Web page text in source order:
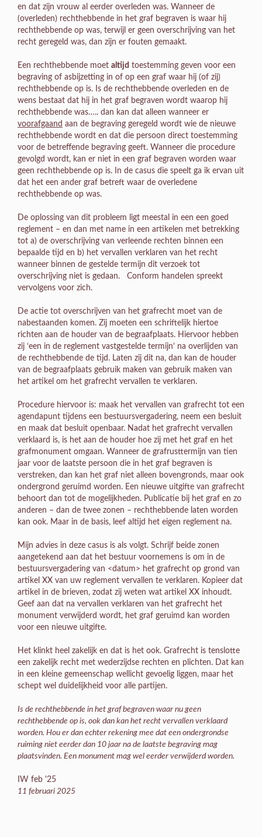
en dat zijn vrouw al eerder overleden was. Wanneer de
(overleden) rechthebbende in het graf begraven is waar hij
rechthebbende op was, terwijl er geen overschrijving van het
recht geregeld was, dan zijn er fouten gemaakt.
Een rechthebbende moet altijd toestemming geven voor een
begraving of asbijzetting in of op een graf waar hij (of zij)
rechthebbende op is. Is de rechthebbende overleden en de
wens bestaat dat hij in het graf begraven wordt waarop hij
rechthebbende was….. dan kan dat alleen wanneer er
voorafgaand aan de begraving geregeld wordt wie de nieuwe
rechthebbende wordt en dat die persoon direct toestemming
voor de betreffende begraving geeft. Wanneer die procedure
gevolgd wordt, kan er niet in een graf begraven worden waar
geen rechthebbende op is. In de casus die speelt ga ik ervan uit
dat het een ander graf betreft waar de overledene
rechthebbende op was.
De oplossing van dit probleem ligt meestal in een een goed
reglement – en dan met name in een artikelen met betrekking
tot a) de overschrijving van verleende rechten binnen een
bepaalde tijd en b) het vervallen verklaren van het recht
wanneer binnen de gestelde termijn dit verzoek tot
overschrijving niet is gedaan. Conform handelen spreekt
vervolgens voor zich.
De actie tot overschrijven van het grafrecht moet van de
nabestaanden komen. Zij moeten een schriftelijk hiertoe
richten aan de houder van de begraafplaats. Hiervoor hebben
zij ‘een in de reglement vastgestelde termijn’ na overlijden van
de rechthebbende de tijd. Laten zij dit na, dan kan de houder
van de begraafplaats gebruik maken van gebruik maken van
het artikel om het grafrecht vervallen te verklaren.
Procedure hiervoor is: maak het vervallen van grafrecht tot een
agendapunt tijdens een bestuursvergadering, neem een besluit
en maak dat besluit openbaar. Nadat het grafrecht vervallen
verklaard is, is het aan de houder hoe zij met het graf en het
grafmonument omgaan. Wanneer de grafrusttermijn van tien
jaar voor de laatste persoon die in het graf begraven is
verstreken, dan kan het graf niet alleen bovengronds, maar ook
ondergrond geruimd worden. Een nieuwe uitgifte van grafrecht
behoort dan tot de mogelijkheden. Publicatie bij het graf en zo
anderen – dan de twee zonen – rechthebbende laten worden
kan ook. Maar in de basis, leef altijd het eigen reglement na.
Mijn advies in deze casus is als volgt. Schrijf beide zonen
aangetekend aan dat het bestuur voornemens is om in de
bestuursvergadering van <datum> het grafrecht op grond van
artikel XX van uw reglement vervallen te verklaren. Kopieer dat
artikel in de brieven, zodat zij weten wat artikel XX inhoudt.
Geef aan dat na vervallen verklaren van het grafrecht het
monument verwijderd wordt, het graf geruimd kan worden
voor een nieuwe uitgifte.
Het klinkt heel zakelijk en dat is het ook. Grafrecht is tenslotte
een zakelijk recht met wederzijdse rechten en plichten. Dat kan
in een kleine gemeenschap wellicht gevoelig liggen, maar het
schept wel duidelijkheid voor alle partijen.
Is de rechthebbende in het graf begraven waar nu geen
rechthebbende op is, ook dan kan het recht vervallen verklaard
worden. Hou er dan echter rekening mee dat een ondergrondse
ruiming niet eerder dan 10 jaar na de laatste begraving mag
plaatsvinden. Een monument mag wel eerder verwijderd worden.
IW feb '25
11 februari 2025